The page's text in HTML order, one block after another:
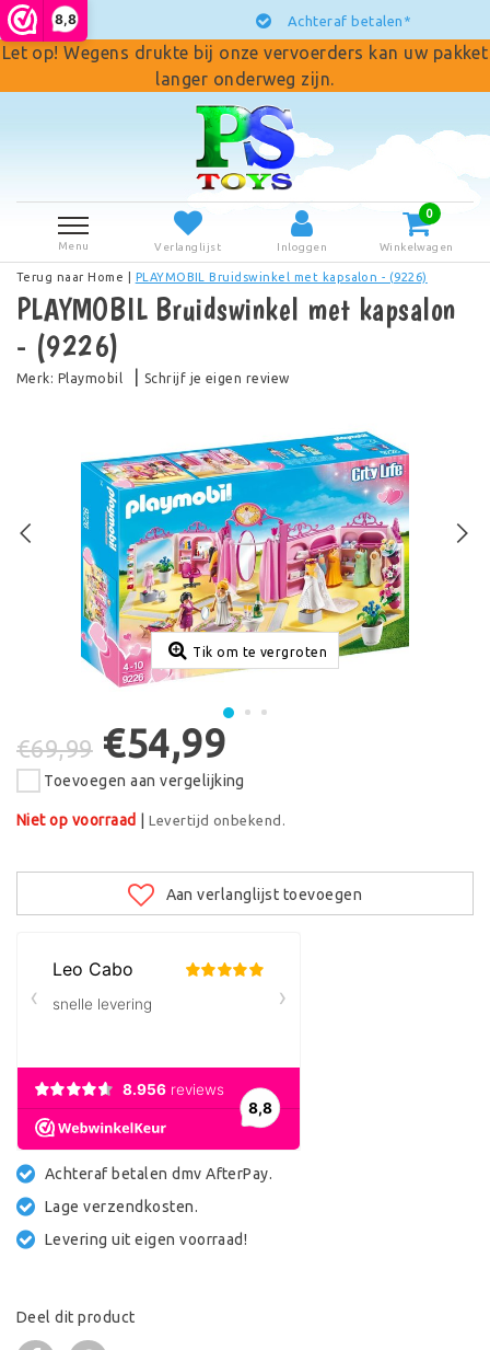
8,8 Achteraf betalen*
Let op! Wegens drukte bij onze vervoerders kan uw pakket
langer onderweg zijn.
Menu Verlanglijst Inloggen
0
Winkelwagen
Terug naar Home PLAYMOBIL Bruidswinkel met kapsalon - (9226)
PLAYMOBIL Bruidswinkel met kapsalon
- (9226)
Merk: Playmobil Schrijf je eigen review
Tik om te vergroten
€69,99 €54,99
Toevoegen aan vergelijking
Niet op voorraad |Levertijd onbekend.
Aan verlanglijst toevoegen
Achteraf betalen dmv AfterPay.
Lage verzendkosten.
Levering uit eigen voorraad!
Deel dit product